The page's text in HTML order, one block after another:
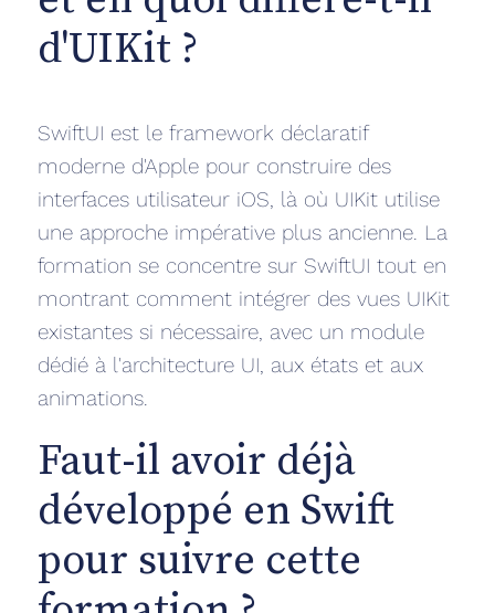
d'UIKit ?
SwiftUI est le framework déclaratif
moderne d'Apple pour construire des
interfaces utilisateur iOS, là où UIKit utilise
une approche impérative plus ancienne. La
formation se concentre sur SwiftUI tout en
montrant comment intégrer des vues UIKit
existantes si nécessaire, avec un module
dédié à l'architecture UI, aux états et aux
animations.
Faut-il avoir déjà
développé en Swift
pour suivre cette